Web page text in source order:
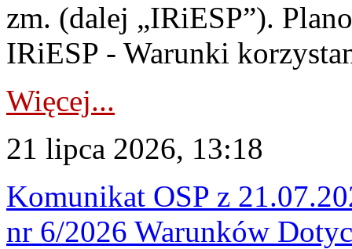
zm. (dalej „IRiESP”).
IRiESP - Warunki
Więcej...
21 lipca 2026, 13:18
Komunikat OSP z
nr 6/2026 Warunków